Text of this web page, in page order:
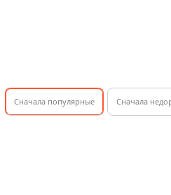
Cначала популярные Сначала